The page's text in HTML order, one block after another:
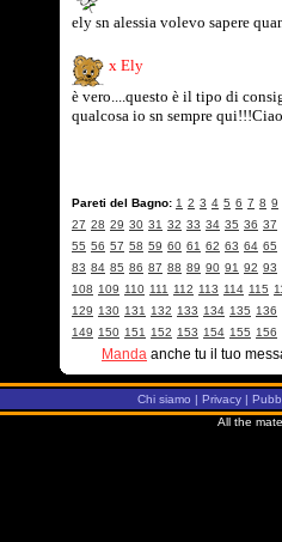
ely sn alessia volevo sapere
x Ely
è vero....questo è il tipo di
qualcosa io sn sempre
Pareti del Bagno: 1 2 3 4 5 6 7 8 9
27 28 29 30 31 32 33 34 35 36 37
55 56 57 58 59 60 61 62 63 64 65
83 84 85 86 87 88 89 90 91 92 93
108 109 110 111 112 113 114 115
129 130 131 132 133 134 135 136
149 150 151 152 153 154 155 156
Manda anche tu il tuo
Chi siamo | Privacy |
All the